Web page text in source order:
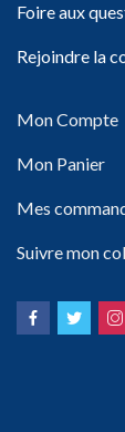
Foire aux
Rejoindre la
Mon Compte
Mon Panier
Mes
Suivre mon